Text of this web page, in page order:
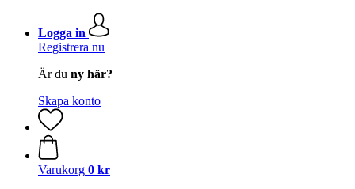
Logga in
Registrera nu
Är du ny här?
Skapa konto
Varukorg 0 kr